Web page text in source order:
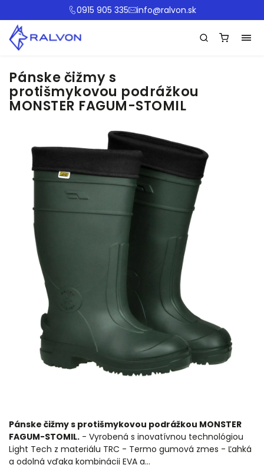
0915 905 335 info@ralvon.sk
Pánske čižmy s
protišmykovou podrážkou
MONSTER FAGUM-STOMIL
Pánske čižmy s protišmykovou podrážkou MONSTER
FAGUM-STOMIL. - Vyrobená s inovatívnou technológiou
Light Tech z materiálu TRC - Termo gumová zmes - Ľahká
a odolná vďaka kombinácii EVA a…